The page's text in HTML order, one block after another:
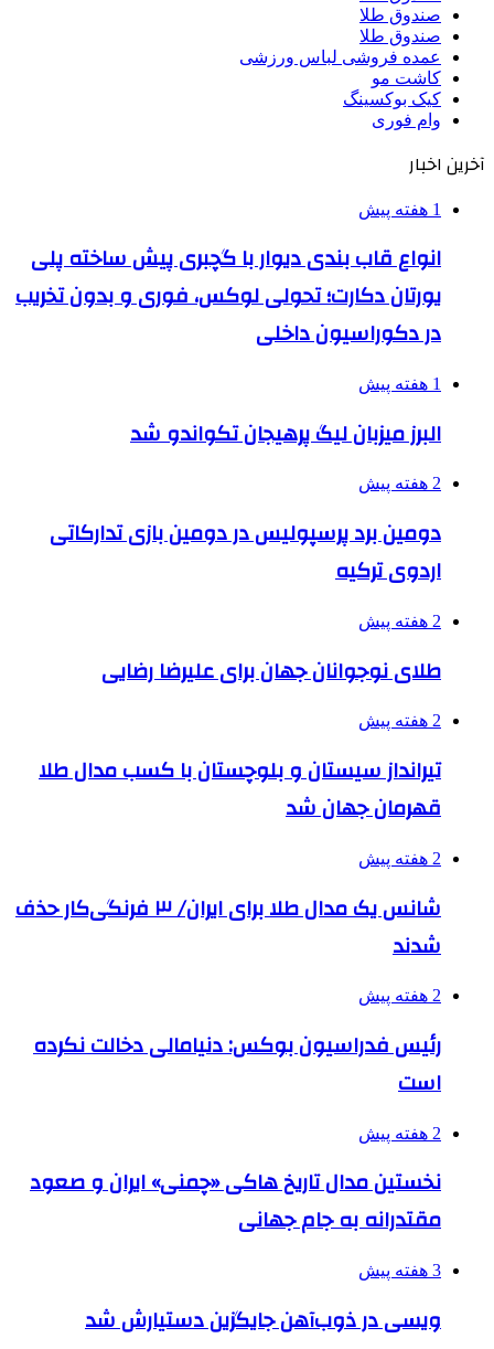
صندوق طلا
صندوق طلا
عمده فروشی لباس ورزشی
کاشت مو
کیک بوکسینگ
وام فوری
آخرین اخبار
1 هفته پیش
انواع قاب بندی دیوار با گچبری پیش ساخته پلی
یورتان دکارت؛ تحولی لوکس، فوری و بدون تخریب
در دکوراسیون داخلی
1 هفته پیش
البرز میزبان لیگ پرهیجان تکواندو شد
2 هفته پیش
دومین برد پرسپولیس در دومین بازی تدارکاتی
اردوی ترکیه
2 هفته پیش
طلای نوجوانان جهان برای علیرضا رضایی
2 هفته پیش
تیرانداز سیستان و بلوچستان با کسب مدال طلا
قهرمان جهان شد
2 هفته پیش
شانس یک مدال طلا برای ایران/ ۳ فرنگی‌کار حذف
شدند
2 هفته پیش
رئیس فدراسیون بوکس: دنیامالی دخالت نکرده
است
2 هفته پیش
نخستین مدال تاریخ هاکی «چمنی» ایران و صعود
مقتدرانه به جام جهانی
3 هفته پیش
ویسی در ذوب‌آهن جایگزین دستیارش شد